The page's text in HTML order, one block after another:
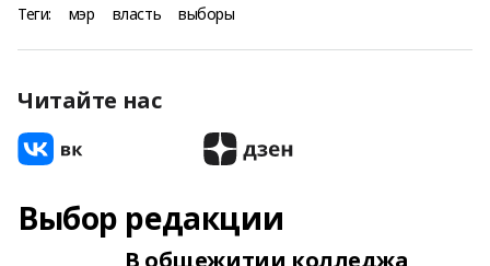
Теги: мэр власть выборы
Читайте нас
Выбор редакции
В общежитии колледжа